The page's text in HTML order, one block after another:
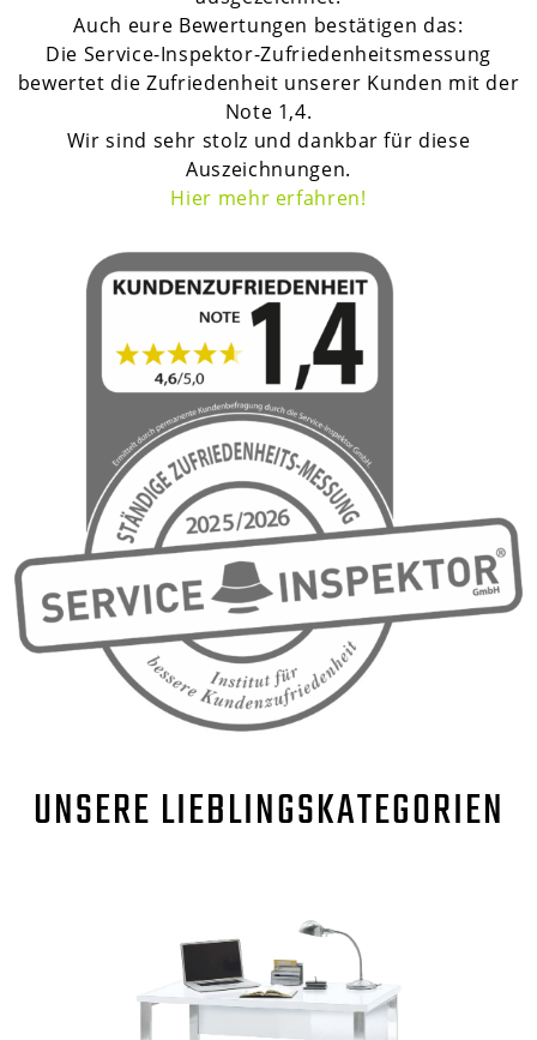
Auch eure Bewertungen bestätigen das:
Die Service-Inspektor-Zufriedenheitsmessung
bewertet die Zufriedenheit unserer Kunden mit der
Note 1,4.
Wir sind sehr stolz und dankbar für diese
Auszeichnungen.
Hier mehr erfahren!
UNSERE LIEBLINGSKATEGORIEN